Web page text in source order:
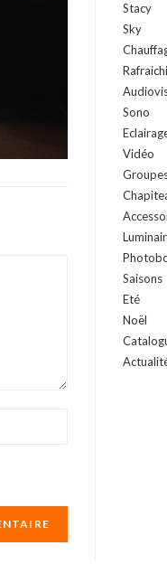
Stacy
Sky
Sono
Vidéo
Saisons
Eté
Noël